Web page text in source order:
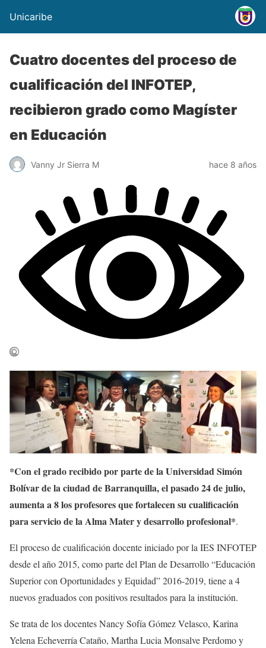
Unicaribe
Cuatro docentes del proceso de
cualificación del INFOTEP,
recibieron grado como Magíster
en Educación
Vanny Jr Sierra M hace 8 años
*Con el grado recibido por parte de la Universidad Simón
Bolívar de la ciudad de Barranquilla, el pasado 24 de julio,
aumenta a 8 los profesores que fortalecen su cualificación
para servicio de la Alma Mater y desarrollo profesional*.
El proceso de cualificación docente iniciado por la IES INFOTEP
desde el año 2015, como parte del Plan de Desarrollo “Educación
Superior con Oportunidades y Equidad” 2016-2019, tiene a 4
nuevos graduados con positivos resultados para la institución.
Se trata de los docentes Nancy Sofía Gómez Velasco, Karina
Yelena Echeverría Cataño, Martha Lucia Monsalve Perdomo y